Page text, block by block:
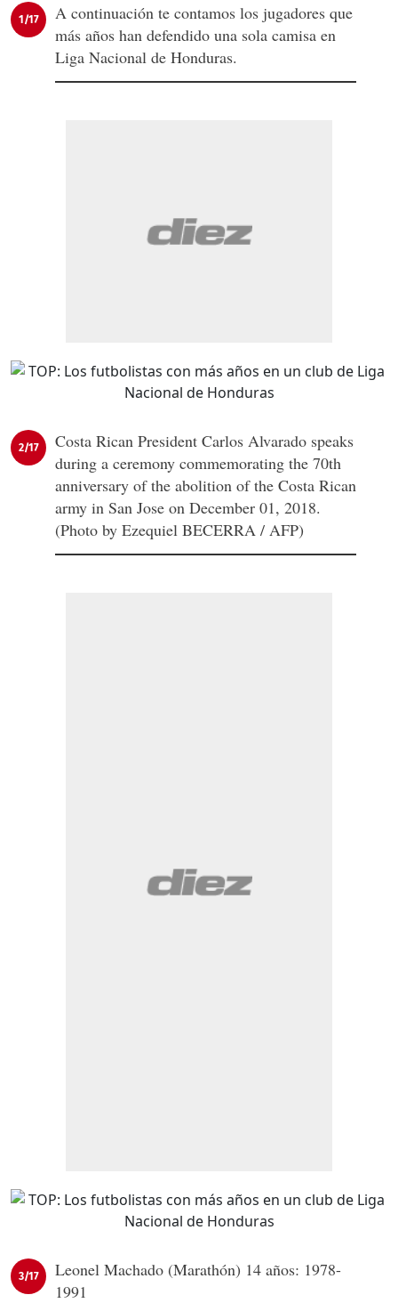
1/17
A continuación te contamos los jugadores que
más años han defendido una sola camisa en
Liga Nacional de Honduras.
2/17
Costa Rican President Carlos Alvarado speaks
during a ceremony commemorating the 70th
anniversary of the abolition of the Costa Rican
army in San Jose on December 01, 2018.
(Photo by Ezequiel BECERRA / AFP)
3/17
Leonel Machado (Marathón) 14 años: 1978-
1991